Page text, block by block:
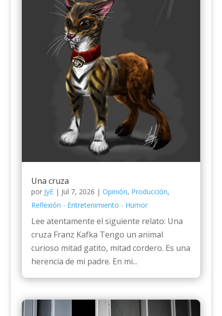
Una cruza
por JyE| Jul 7, 2026 | Opinión, Producción,
Reflexión - Entretenimiento - Humor
Lee atentamente el siguiente relato: Una
cruza Franz Kafka Tengo un animal
curioso mitad gatito, mitad cordero. Es una
herencia de mi padre. En mi...